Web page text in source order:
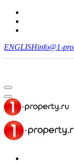
ENGLISHinfo@1-